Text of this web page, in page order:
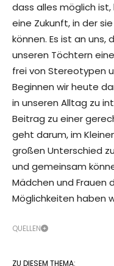
dass alles möglich
eine Zukunft, in der
können. Es ist an
unseren Töchtern
frei von Stereotypen
Beginnen wir heute
in unseren Alltag zu
Beitrag zu einer
geht darum, im
großen Unterschied
und gemeinsam
Mädchen und Frauen
Möglichkeiten haben
QUELLEN
ZU DIESEM THEMA: